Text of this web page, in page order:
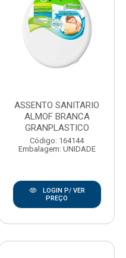
ASSENTO SANITARIO
ALMOF BRANCA
GRANPLASTICO
Código: 164144
Embalagem: UNIDADE
LOGIN P/ VER
PREÇO